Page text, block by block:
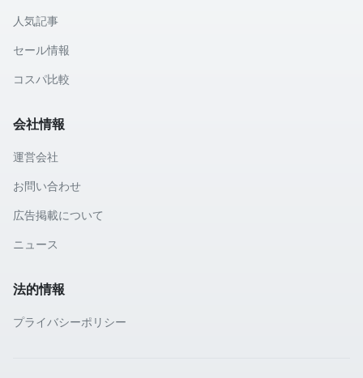
人気記事
セール情報
コスパ比較
会社情報
運営会社
お問い合わせ
広告掲載について
ニュース
法的情報
プライバシーポリシー